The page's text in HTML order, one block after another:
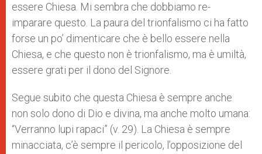
essere Chiesa. Mi sembra che dobbiamo re-
imparare questo. La paura del trionfalismo ci ha fatto
forse un po’ dimenticare che è bello essere nella
Chiesa, e che questo non è trionfalismo, ma è umiltà,
essere grati per il dono del Signore.
Segue subito che questa Chiesa è sempre anche
non solo dono di Dio e divina, ma anche molto umana:
“Verranno lupi rapaci” (v. 29). La Chiesa è sempre
minacciata, c’è sempre il pericolo, l’opposizione del